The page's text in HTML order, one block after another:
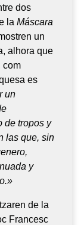
dos
la Máscara
un
alhora que
com
es
un
de tropos y
las que, sin
y
de la
Francesc